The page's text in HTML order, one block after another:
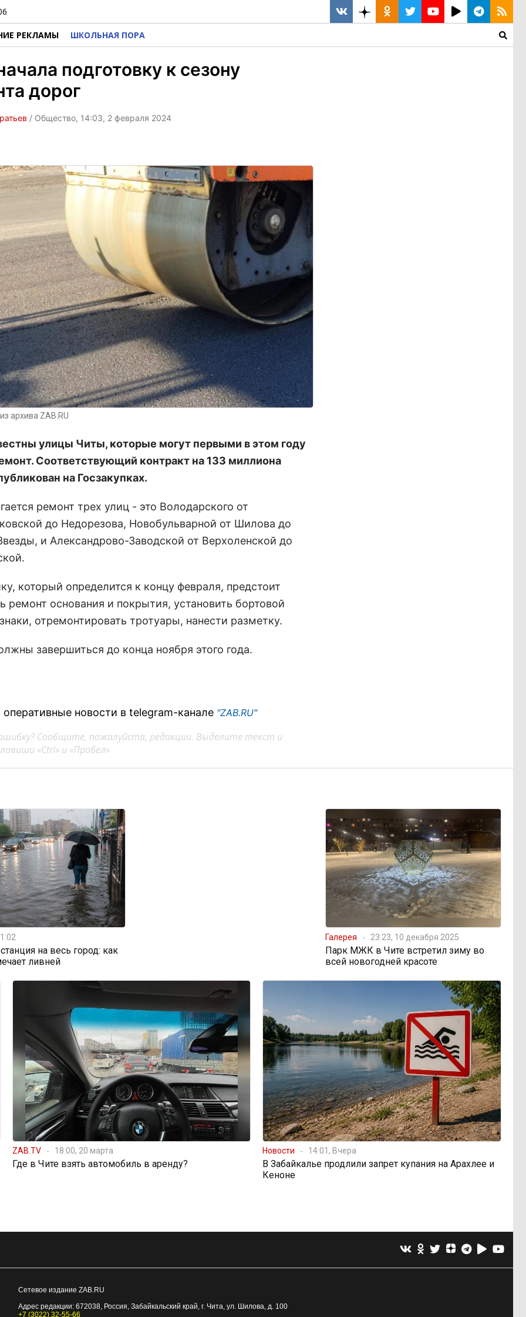
РЕКЛАМЫ ШКОЛЬНАЯ ПОРА
подготовку к сезону
дорог
/ Общество, 14:03, 2 февраля 2024
архива ZAB.RU
улицы Читы, которые могут первыми в этом году
Соответствующий контракт на 133 миллиона
на Госзакупках.
ремонт трех улиц - это Володарского от
до Недорезова, Новобульварной от Шилова до
и Александрово-Заводской от Верхоленской до
который определится к концу февраля, предстоит
ремонт основания и покрытия, установить бортовой
отремонтировать тротуары, нанести разметку.
завершиться до конца ноября этого года.
новости в telegram-канале "ZAB.RU"
Сообщите, пожалуйста, редакции. Выделите текст и
«Ctrl» и «Пробел»
на весь город: как
ливней
Галерея 23:23, 10 декабря 2025
Парк МЖК в Чите встретил зиму во
всей новогодней красоте
ZAB.TV 18:00, 20 марта
Где в Чите взять автомобиль в аренду?
Новости 14:01, Вчера
В Забайкалье продлили запрет купания на Арахлее и
Кеноне
Сетевое издание ZAB.RU
Адрес редакции: 672038, Россия, Забайкальский край, г. Чита, ул. Шилова, д. 100
+7 (3022) 32-55-66